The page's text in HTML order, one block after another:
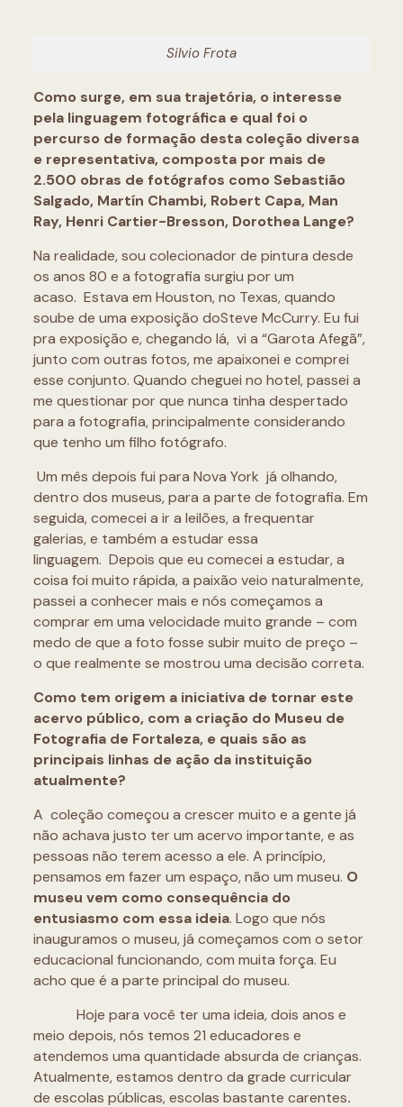
Silvio Frota
Como surge, em sua trajetória, o interesse
pela linguagem fotográfica e qual foi o
percurso de formação desta coleção diversa
e representativa, composta por mais de
2.500 obras de fotógrafos como Sebastião
Salgado, Martín Chambi, Robert Capa, Man
Ray, Henri Cartier-Bresson, Dorothea Lange?
Na realidade, sou colecionador de pintura desde
os anos 80 e a fotografia surgiu por um
acaso. Estava em Houston, no Texas, quando
soube de uma exposição doSteve McCurry. Eu fui
pra exposição e, chegando lá, vi a “Garota Afegã”,
junto com outras fotos, me apaixonei e comprei
esse conjunto. Quando cheguei no hotel, passei a
me questionar por que nunca tinha despertado
para a fotografia, principalmente considerando
que tenho um filho fotógrafo.
Um mês depois fui para Nova York já olhando,
dentro dos museus, para a parte de fotografia. Em
seguida, comecei a ir a leilões, a frequentar
galerias, e também a estudar essa
linguagem. Depois que eu comecei a estudar, a
coisa foi muito rápida, a paixão veio naturalmente,
passei a conhecer mais e nós começamos a
comprar em uma velocidade muito grande – com
medo de que a foto fosse subir muito de preço –
o que realmente se mostrou uma decisão correta.
Como tem origem a iniciativa de tornar este
acervo público, com a criação do Museu de
Fotografia de Fortaleza, e quais são as
principais linhas de ação da instituição
atualmente?
A coleção começou a crescer muito e a gente já
não achava justo ter um acervo importante, e as
pessoas não terem acesso a ele. A princípio,
pensamos em fazer um espaço, não um museu. O
museu vem como consequência do
entusiasmo com essa ideia. Logo que nós
inauguramos o museu, já começamos com o setor
educacional funcionando, com muita força. Eu
acho que é a parte principal do museu.
Hoje para você ter uma ideia, dois anos e
meio depois, nós temos 21 educadores e
atendemos uma quantidade absurda de crianças.
Atualmente, estamos dentro da grade curricular
de escolas públicas, escolas bastante carentes.